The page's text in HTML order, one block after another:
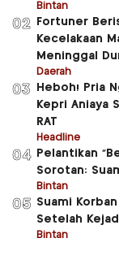
Bintan
02
Fortuner
Kecelakaan
Meninggal
Daerah
03
Heboh! Pria
Kepri Aniaya
RAT
Headline
04
Pelantikan
Sorotan:
Bintan
05 Suami
Setelah
Bintan